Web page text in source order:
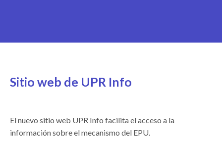
Sitio web de UPR Info
El nuevo sitio web UPR Info facilita el acceso a la
información sobre el mecanismo del EPU.